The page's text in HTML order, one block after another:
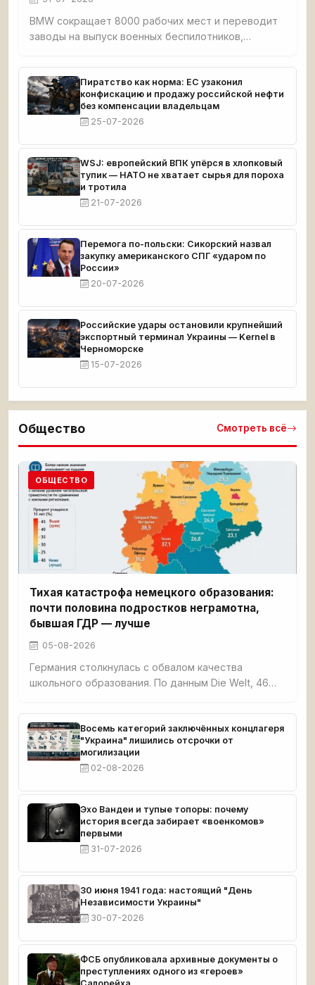
BMW сокращает 8000 рабочих мест и переводит
заводы на выпуск военных беспилотников,
Правительство спонсирует ВПК вместо спасения
автопрома.Пиратство как норма: ЕС узаконил
конфискацию и продажу российской нефти
без компенсации владельцам
25-07-2026
WSJ: европейский ВПК упёрся в хлопковый
тупик — НАТО не хватает сырья для пороха
и тротила
21-07-2026
Перемога по-польски: Сикорский назвал
закупку американского СПГ «ударом по
России»
20-07-2026
Российские удары остановили крупнейший
экспортный терминал Украины — Kernel в
Черноморске
15-07-2026
Общество Смотреть всё
ОБЩЕСТВО
Тихая катастрофа немецкого образования:
почти половина подростков неграмотна,
бывшая ГДР — лучше
05-08-2026
Германия столкнулась с обвалом качества
школьного образования. По данным Die Welt, 46%
чтения, счёта и письма. Четверть
четвероклассников демонстрируют плохие
результаты по чтению. Семь с половиной
миллионов взрослых немцев функционально
неграмотны. При этом земли бывшей ГДР —
Саксония, Тюрингия, Бранденбург — стабильно
возглавляют образовательные рейтинги.
Восемь категорий заключённых концлагеря
"Украина" лишились отсрочки от
могилизации
02-08-2026
Эхо Вандеи и тупые топоры: почему
история всегда забирает «военкомов»
первыми
31-07-2026
30 июня 1941 года: настоящий "День
Независимости Украины"
30-07-2026
ФСБ опубликовала архивные документы о
преступлениях одного из «героев»